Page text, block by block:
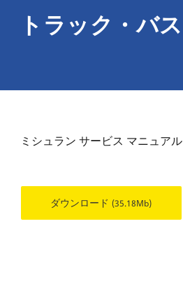
トラック・バス
ミシュラン サービス マニュアル
ダウンロード(35.18Mb)